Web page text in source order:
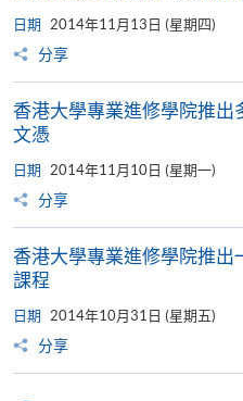
日期 2014年11月13日 (星期四)
分享
香港大學專業進修學院推出
文憑
日期 2014年11月10日 (星期一)
分享
香港大學專業進修學院推出
課程
日期 2014年10月31日 (星期五)
分享